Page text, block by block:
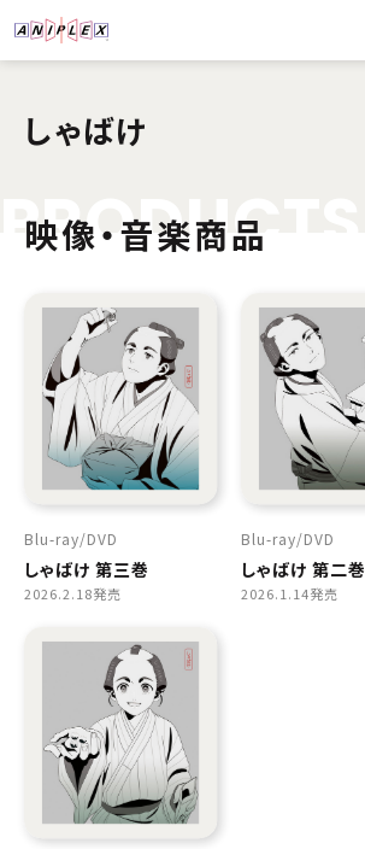
しゃばけ
PRODUC
映像・音楽商品
Blu-ray DVD
しゃばけ 第三巻
2026.2.18発売
Blu-ray DVD
しゃばけ 第二巻
2026.1.14発売